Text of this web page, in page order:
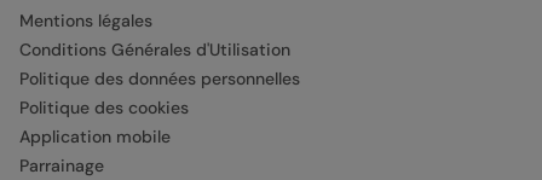
Mentions légales
Conditions Générales d'Utilisation
Politique des données personnelles
Politique des cookies
Application mobile
Parrainage